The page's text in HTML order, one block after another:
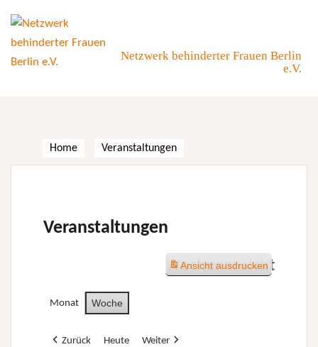
content
Netzwerk behinderter Frauen Berlin
e.V.
Home Veranstaltungen
Veranstaltungen
Wochenansicht
Monat Woche
Zurück Heute Weiter
Ansichtausdrucken